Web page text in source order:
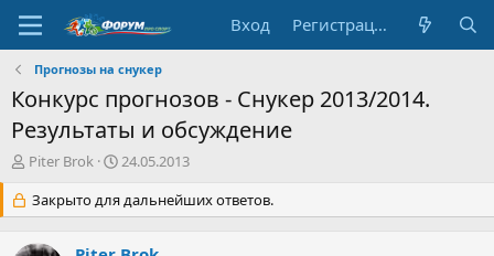
Вход Регистрация
Прогнозы на снукер
Конкурс прогнозов - Cнукер 2013/2014.
Результаты и обсуждение
А
т
о
р
Piter Brok
Д
т
а
24.05.2013
Закрыто для дальнейших ответов.